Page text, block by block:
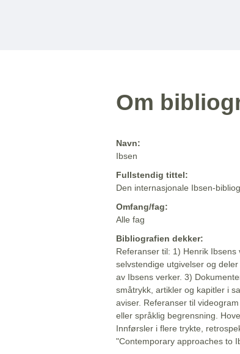
Om
Navn:
Ibsen
Fullstendig tittel:
Den internasjonale Ibsen-
Omfang/fag:
Alle fag
Bibliografien dekker:
Referanser til: 1) Henrik
selvstendige utgivelser og
av Ibsens verker. 3)
småtrykk, artikler og kapitler i
aviser. Referanser til
eller språklig begrensning.
Innførsler i flere trykte,
"Contemporary approaches to